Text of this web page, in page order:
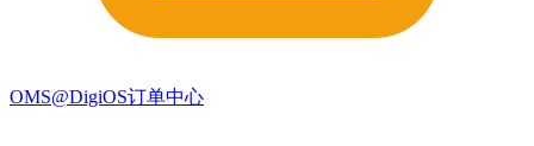
OMS@DigiOS订单中心